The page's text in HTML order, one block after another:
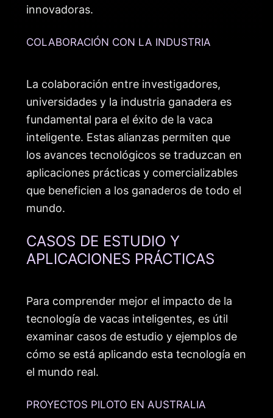
innovadoras.
COLABORACIÓN CON LA INDUSTRIA
La colaboración entre investigadores,
universidades y la industria ganadera es
fundamental para el éxito de la vaca
inteligente. Estas alianzas permiten que
los avances tecnológicos se traduzcan en
aplicaciones prácticas y comercializables
que beneficien a los ganaderos de todo el
mundo.
CASOS DE ESTUDIO Y
APLICACIONES PRÁCTICAS
Para comprender mejor el impacto de la
tecnología de vacas inteligentes, es útil
examinar casos de estudio y ejemplos de
cómo se está aplicando esta tecnología en
el mundo real.
PROYECTOS PILOTO EN AUSTRALIA